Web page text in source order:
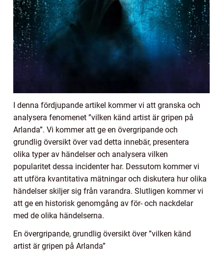
I denna fördjupande artikel kommer vi att granska och
analysera fenomenet ”vilken känd artist är gripen på
Arlanda”. Vi kommer att ge en övergripande och
grundlig översikt över vad detta innebär, presentera
olika typer av händelser och analysera vilken
popularitet dessa incidenter har. Dessutom kommer vi
att utföra kvantitativa mätningar och diskutera hur olika
händelser skiljer sig från varandra. Slutligen kommer vi
att ge en historisk genomgång av för- och nackdelar
med de olika händelserna.
En övergripande, grundlig översikt över ”vilken känd
artist är gripen på Arlanda”